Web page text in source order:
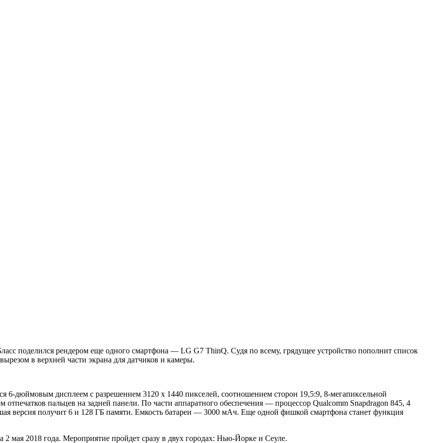
поделился рендером еще одного смартфона — LG G7 ThinQ. Судя по всему, грядущее устройство пополнит список
в верхней части экрана для датчиков и камеры.
6-дюймовым дисплеем с разрешением 3120 x 1440 пикселей, соотношением сторон 19,5:9, 8-мегапиксельной
пальцев на задней панели. По части аппаратного обеспечения — процессор Qualcomm Snapdragon 845, 4
версия получит 6 и 128 ГБ памяти. Емкость батареи — 3000 мАч. Еще одной фишкой смартфона станет функция
мая 2018 года. Мероприятие пройдет сразу в двух городах: Нью-Йорке и Сеуле.